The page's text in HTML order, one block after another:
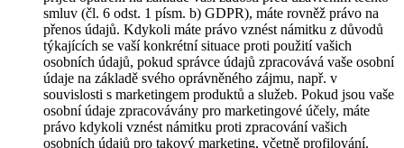
smluv (čl. 6 odst. 1 písm. b) GDPR), máte rovněž právo na
přenos údajů. Kdykoli máte právo vznést námitku z důvodů
týkajících se vaší konkrétní situace proti použití vašich
osobních údajů, pokud správce údajů zpracovává vaše osobní
údaje na základě svého oprávněného zájmu, např. v
souvislosti s marketingem produktů a služeb. Pokud jsou vaše
osobní údaje zpracovávány pro marketingové účely, máte
právo kdykoli vznést námitku proti zpracování vašich
osobních údajů pro takový marketing, včetně profilování.